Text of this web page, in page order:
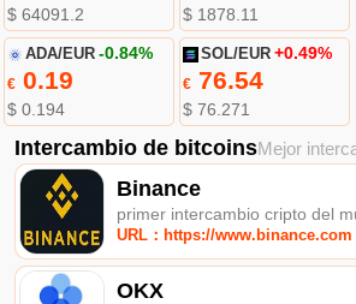
$ 64091.2 $ 1878.11
ADA/EUR -0.84%
€0.19
$ 0.194
SOL/EUR +0.49%
€ 76.54
$ 76.271
Intercambio de bitcoinsMejor
Binance
primer intercambio cripto del
URL：https://www.binance.com
OKX